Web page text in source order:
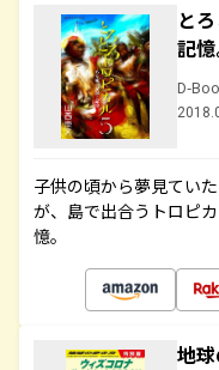
と
記
D-
子供の頃から夢見てい
が、島で出合うトロピ
憶。
地